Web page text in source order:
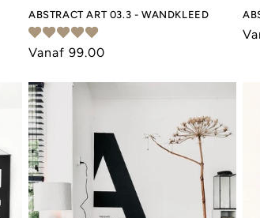
ABSTRACT ART 03.3 - WANDKLEED
Normale
Vanaf 99.00